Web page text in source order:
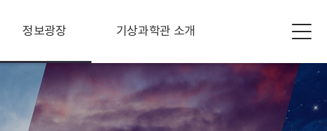
정보광장 기상과학관 소개